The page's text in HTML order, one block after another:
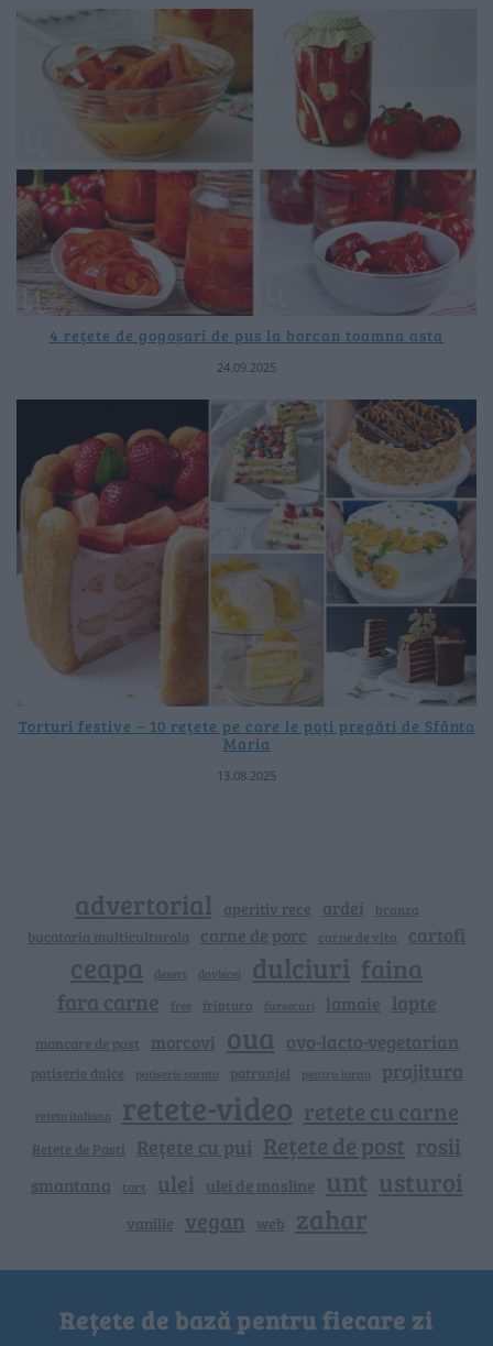
4 rețete de gogoșari de pus la borcan toamna asta
24.09.2025
Torturi festive – 10 rețete pe care le poți pregăti de Sfânta
Maria
13.08.2025
advertorial aperitiv rece ardei branza
bucataria multiculturala carne de porc carne de vita cartofi
ceapa desert dovlecei dulciuri faina
fara carne free friptura fursecuri lamaie lapte
mancare de post morcovi oua ovo-lacto-vegetarian
patiserie dulce patiserie sarata patrunjel pentru iarna prajitura
reteta italiana retete-video retete cu carne
Retete de Pasti Rețete cu pui Rețete de post rosii
smantana tort ulei ulei de masline unt usturoi
vanilie vegan web zahar
Rețete de bază pentru fiecare zi